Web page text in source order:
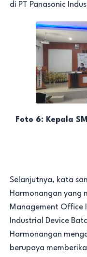
di PT Panasonic
Foto 6: Kepala
Selanjutnya, kata
Harmonangan yang
Management Office
Industrial Device
Harmonangan
berupaya